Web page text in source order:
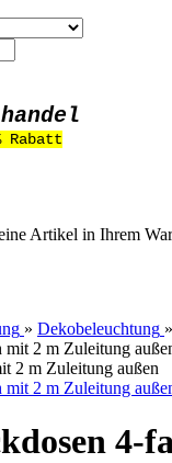
Rabatt
Artikel in Ihrem
» Dekobeleuchtung »
2 m Zuleitung außen
4-